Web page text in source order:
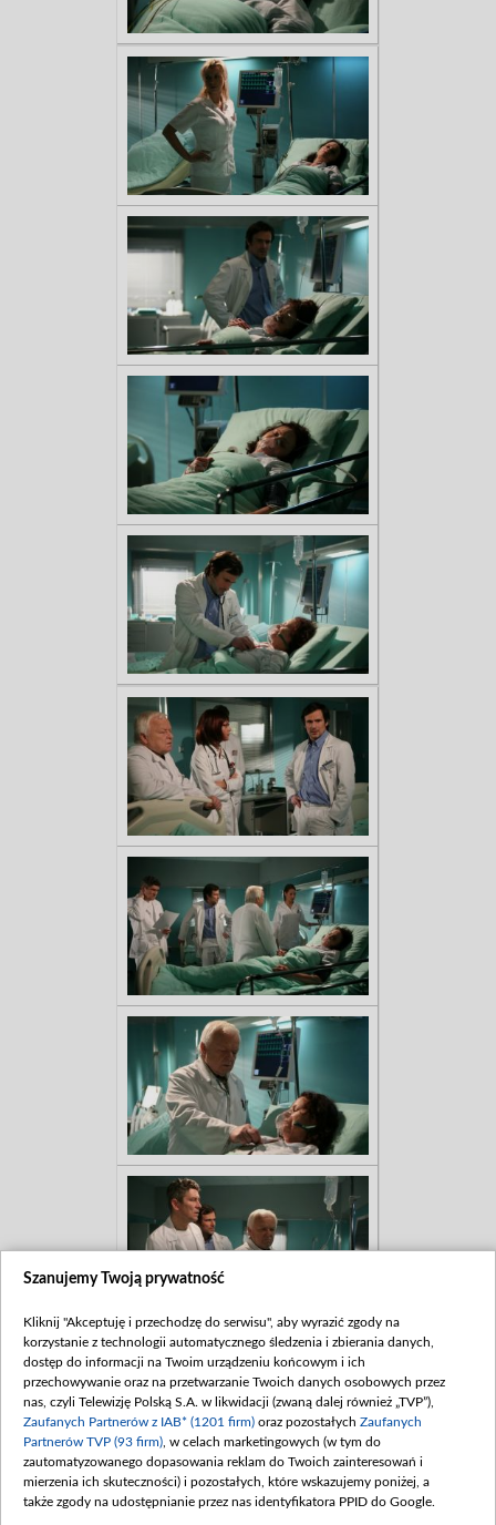
Szanujemy Twoją prywatność
Kliknij "Akceptuję i przechodzę do serwisu", aby wyrazić zgody na
korzystanie z technologii automatycznego śledzenia i zbierania danych,
dostęp do informacji na Twoim urządzeniu końcowym i ich
przechowywanie oraz na przetwarzanie Twoich danych osobowych przez
nas, czyli Telewizję Polską S.A. w likwidacji (zwaną dalej również „TVP”),
Zaufanych Partnerów z IAB* (1201 firm) oraz pozostałych Zaufanych
Partnerów TVP (93 firm) , w celach marketingowych (w tym do
zautomatyzowanego dopasowania reklam do Twoich zainteresowań i
mierzenia ich skuteczności) i pozostałych, które wskazujemy poniżej, a
także zgody na udostępnianie przez nas identyfikatora PPID do Google.